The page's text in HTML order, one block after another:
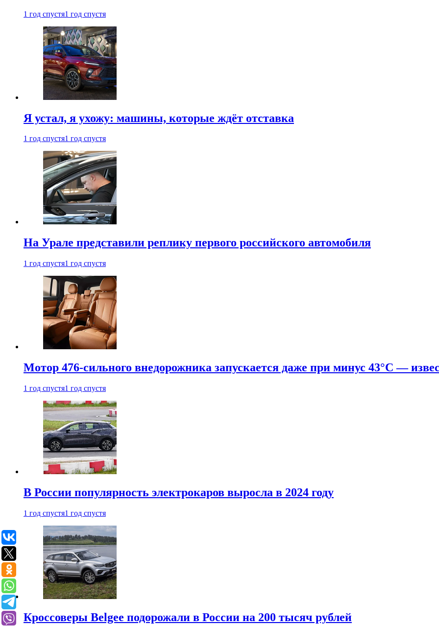
1 год спустя1 год спустя
Я устал, я ухожу: машины, которые ждёт отставка
1 год спустя1 год спустя
На Урале представили реплику первого российского автомобиля
1 год спустя1 год спустя
Мотор 476-сильного внедорожника запускается даже при минус 43°С —
1 год спустя1 год спустя
В России популярность электрокаров выросла в 2024 году
1 год спустя1 год спустя
Кроссоверы Belgee подорожали в России на 200 тысяч рублей